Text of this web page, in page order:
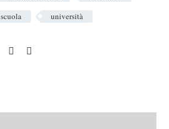
scuola università